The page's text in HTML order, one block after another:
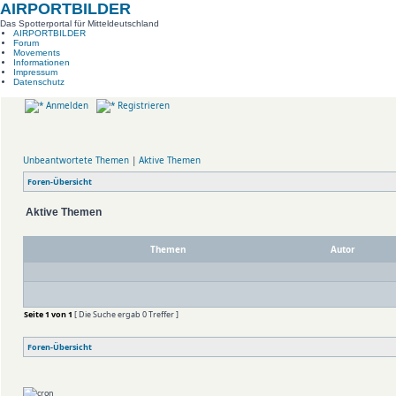
AIRPORTBILDER
Das Spotterportal für Mitteldeutschland
AIRPORTBILDER
Forum
Movements
Informationen
Impressum
Datenschutz
Anmelden Registrieren
Unbeantwortete Themen | Aktive Themen
Foren-Übersicht
Aktive Themen
Themen Autor
Seite1 von1 [ Die Suche ergab 0 Treffer ]
Foren-Übersicht